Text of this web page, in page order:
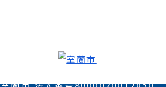
室蘭市 法人番号8000020012050